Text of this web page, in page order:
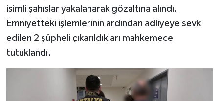
isimli şahıslar yakalanarak gözaltına alındı.
Emniyetteki işlemlerinin ardından adliyeye sevk
edilen 2 şüpheli çıkarıldıkları mahkemece
tutuklandı.